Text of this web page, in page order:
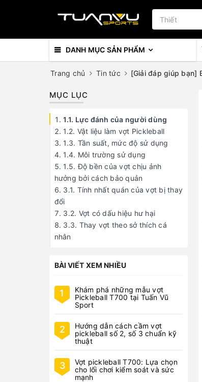
DANH MỤC SẢN PHẨM
Trang chủ Tin tức [Giải đáp giúp bạn]
MỤC LỤC
1.1. Lực đánh của người dùng
1.2. Vật liệu làm vợt Pickleball
1.3. Tần suất, mức độ sử dụng
1.4. Môi trường sử dụng
1.5. Độ bền của vợt chịu ảnh
hưởng bởi cách bảo quản
3.1. Tính nhất quán của vợt bị thay
đổi
3.2. Vợt có dấu hiệu hư hại
3.3. Thay vợt theo sở thích cá
nhân
BÀI VIẾT XEM NHIỀU
1
Khám phá những mẫu vợt
Pickleball T700 tại Tuấn Vũ
Sport
2
Hướng dẫn cách cầm vợt
pickleball số 2, số 3 chuẩn kỹ
thuật
3
Vợt pickleball T700: Lựa chọn
cho lối chơi kiểm soát và sức
mạnh